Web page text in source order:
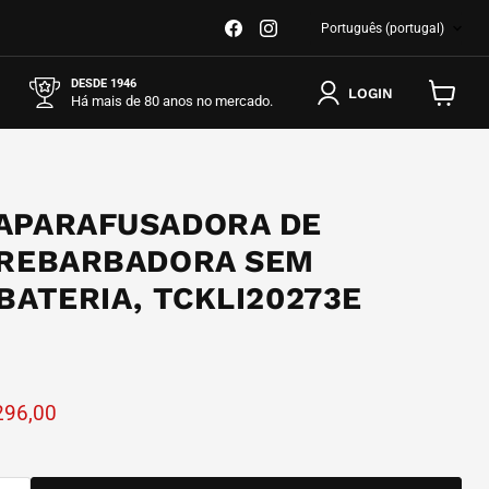
Encontre-
nos
em
Encontre-
em
IDIOMA
Português (portugal)
DESDE 1946
Há mais de 80 anos no mercado. LOGIN
carrinho
DE
SEM
TCKLI20273E
atual